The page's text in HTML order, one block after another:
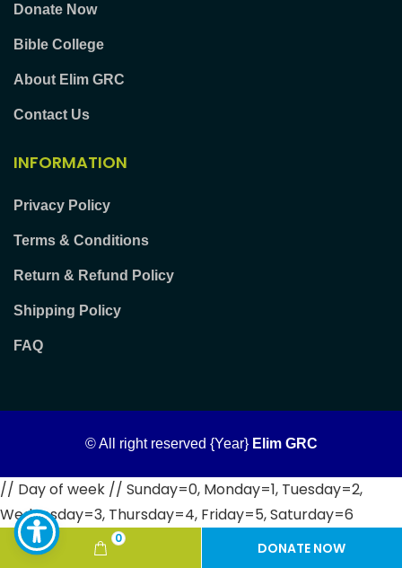
0
DONATE NOW
Donate Now
Bible College
About Elim GRC
Contact Us
INFORMATION
Privacy Policy
Terms & Conditions
Return & Refund Policy
Shipping Policy
FAQ
© All right reserved {Year} Elim GRC
// Day of week // Sunday=0, Monday=1, Tuesday=2,
Wednesday=3, Thursday=4, Friday=5, Saturday=6